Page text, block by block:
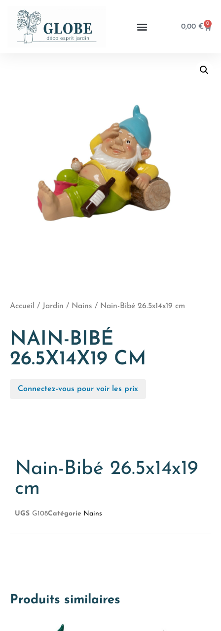
0,00 € 0
Accueil / Jardin / Nains / Nain-Bibé 26.5x14x19 cm
NAIN-BIBÉ
26.5X14X19 CM
Connectez-vous pour voir les prix
Produits similaires
Nain-Bibé 26.5x14x19
cm
UGS G108Catégorie Nains